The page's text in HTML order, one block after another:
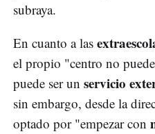
subraya.
En cuanto a las
el propio "centro no
puede ser un servicio
sin embargo, desde la
optado por "empezar con